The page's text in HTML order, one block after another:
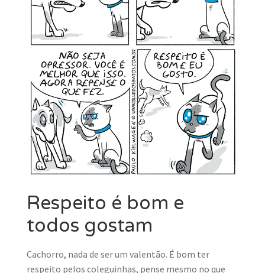
Respeito é bom e
todos gostam
Cachorro, nada de ser um valentão. É bom ter
respeito pelos coleguinhas, pense mesmo no que